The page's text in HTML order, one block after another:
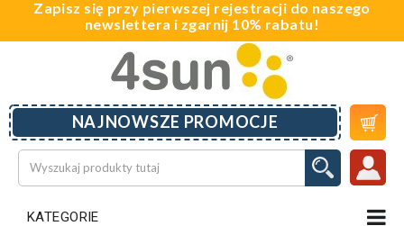
Zapisz się przy pierwszej rejestracji do naszego
newslettera i zgarnij 10% rabatu!
KATEGORIE
NAJNOWSZE PROMOCJE 